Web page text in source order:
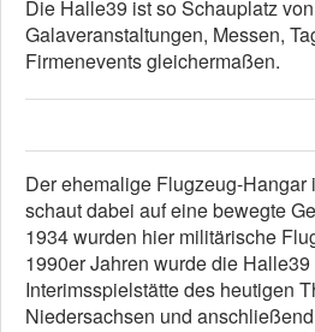
Die Halle39 ist so Schauplatz
Galaveranstaltungen, Messen,
Firmenevents gleichermaßen.
Der ehemalige Flugzeug-
schaut dabei auf eine bewegte
1934 wurden hier militärische
1990er Jahren wurde die
Interimsspielstätte des heutigen
Niedersachsen und